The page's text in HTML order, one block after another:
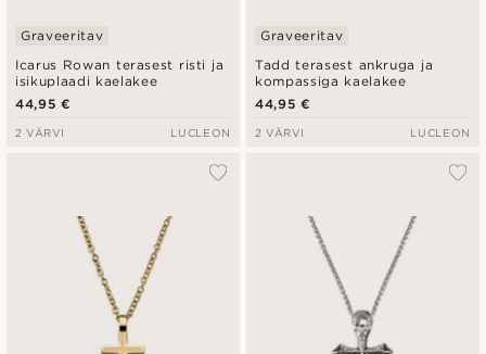
Icarus Rowan terasest risti ja
isikuplaadi kaelakee
Graveeritav
44,95 €
2 VÄRVI LUCLEON
Tadd terasest ankruga ja
kompassiga kaelakee
Graveeritav
44,95 €
2 VÄRVI LUCLEON